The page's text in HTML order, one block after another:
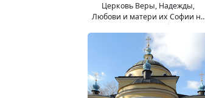
Церковь Веры, Надежды,
Любови и матери их Софии на
Миусском кладбище.